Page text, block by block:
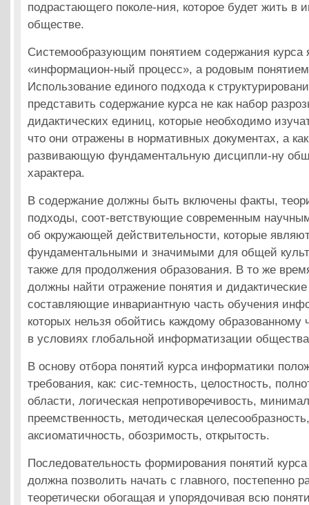
подрастающего поколе-ния, которое будет жить в
обществе.
Системообразующим понятием содержания курса
«информацион-ный процесс», а родовым
Использование единого подхода к
представить содержание курса не как набор
дидактических единиц, которые необходимо
что они отражены в нормативных документах, а
развивающую фундаментальную дисципли-ну
характера.
В содержание должны быть включены факты,
подходы, соот-ветствующие современным
об окружающей действительности, которые
фундаментальными и значимыми для общей
также для продолжения образования. В то же
должны найти отражение понятия и
составляющие инвариантную часть обучения
которых нельзя обойтись каждому образованному
в условиях глобальной информатизации
В основу отбора понятий курса информатики
требования, как: сис-темность, целостность,
области, логическая непротиворечивость,
преемственность, методическая
аксиоматичность, обозримость, открытость.
Последовательность формирования понятий
должна позволить начать с главного, постепенно
теоретически обогащая и упорядочивая всю